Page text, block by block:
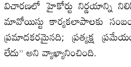
విచారణలో హైకోర్టు నిర్ణయాన్ని
మావోయిస్టు కార్యకలాపాలకు
ప్రమాదకరమైనది; ప్రత్యక్ష
లేదు” అని వ్యాఖ్యానించింది.